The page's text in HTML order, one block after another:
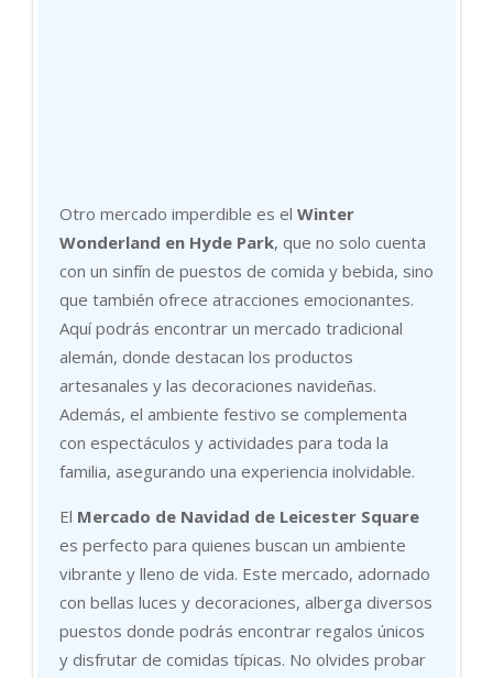
Otro mercado imperdible es el Winter
Wonderland en Hyde Park, que no solo cuenta
con un sinfín de puestos de comida y bebida, sino
que también ofrece atracciones emocionantes.
Aquí podrás encontrar un mercado tradicional
alemán, donde destacan los productos
artesanales y las decoraciones navideñas.
Además, el ambiente festivo se complementa
con espectáculos y actividades para toda la
familia, asegurando una experiencia inolvidable.
El Mercado de Navidad de Leicester Square
es perfecto para quienes buscan un ambiente
vibrante y lleno de vida. Este mercado, adornado
con bellas luces y decoraciones, alberga diversos
puestos donde podrás encontrar regalos únicos
y disfrutar de comidas típicas. No olvides probar